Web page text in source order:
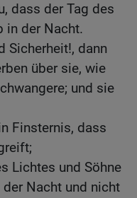
dass der Tag des
in der Nacht.
Sicherheit!, dann
über sie, wie
und sie
Finsternis, dass
Lichtes und Söhne
Nacht und nicht